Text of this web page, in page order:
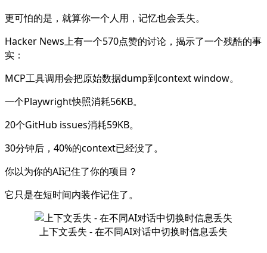
更可怕的是，就算你一个人用，记忆也会丢失。
Hacker News上有一个570点赞的讨论，揭示了一个残酷的事
实：
MCP工具调用会把原始数据dump到context window。
一个Playwright快照消耗56KB。
20个GitHub issues消耗59KB。
30分钟后，40%的context已经没了。
你以为你的AI记住了你的项目？
它只是在短时间内装作记住了。
上下文丢失 - 在不同AI对话中切换时信息丢失